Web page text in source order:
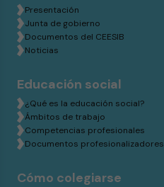
Presentación
Junta de gobierno
Documentos del CEESIB
Noticias
Educación social
¿Qué es la educación social?
Ámbitos de trabajo
Competencias profesionales
Documentos profesionalizadores
Cómo colegiarse